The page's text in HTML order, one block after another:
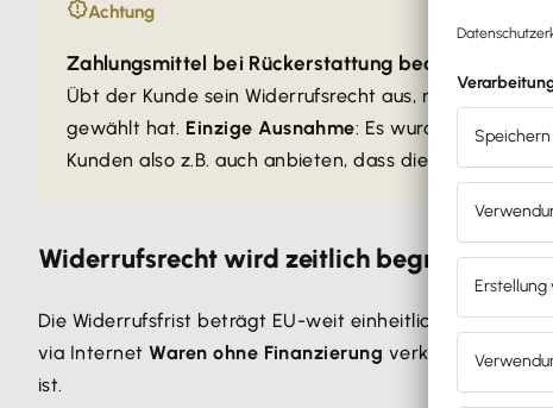
Achtung
Zahlungsmittel bei Rückerstattung beachten
Übt der Kunde sein Widerrufsrecht aus, musst du für
gewählt hat. Einzige Ausnahme: Es wurde
Kunden also z.B. auch anbieten, dass diese auf
Widerrufsrecht wird zeitlich begrenzt
Die Widerrufsfrist beträgt EU-weit einheitlich 14 Tage.
via InternetWaren ohne Finanzierung verkaufst,
ist.